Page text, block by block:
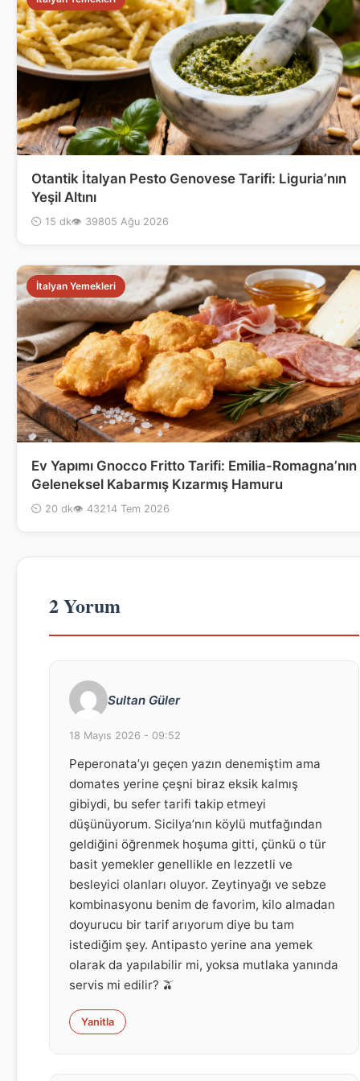
Otantik İtalyan Pesto Genovese Tarifi: Liguria’nın
Yeşil Altını
⏲ 15 dk👁 39805 Ağu 2026
İtalyan Yemekleri
Ev Yapımı Gnocco Fritto Tarifi: Emilia-Romagna’nın
Geleneksel Kabarmış Kızarmış Hamuru
⏲ 20 dk👁 43214 Tem 2026
2 Yorum
Sultan Güler
18 Mayıs 2026 - 09:52
Peperonata’yı geçen yazın denemiştim ama
domates yerine çeşni biraz eksik kalmış
gibiydi, bu sefer tarifi takip etmeyi
düşünüyorum. Sicilya’nın köylü mutfağından
geldiğini öğrenmek hoşuma gitti, çünkü o tür
basit yemekler genellikle en lezzetli ve
besleyici olanları oluyor. Zeytinyağı ve sebze
kombinasyonu benim de favorim, kilo almadan
doyurucu bir tarif arıyorum diye bu tam
istediğim şey. Antipasto yerine ana yemek
olarak da yapılabilir mi, yoksa mutlaka yanında
servis mi edilir? 🫒
Yanitla